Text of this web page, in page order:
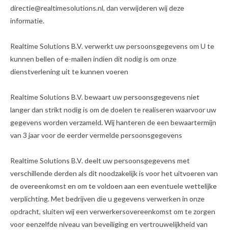
directie@realtimesolutions.nl, dan verwijderen wij deze
informatie.
Realtime Solutions B.V. verwerkt uw persoonsgegevens om U te
kunnen bellen of e-mailen indien dit nodig is om onze
dienstverlening uit te kunnen voeren
Realtime Solutions B.V. bewaart uw persoonsgegevens niet
langer dan strikt nodig is om de doelen te realiseren waarvoor uw
gegevens worden verzameld. Wij hanteren de een bewaartermijn
van 3 jaar voor de eerder vermelde persoonsgegevens
Realtime Solutions B.V. deelt uw persoonsgegevens met
verschillende derden als dit noodzakelijk is voor het uitvoeren van
de overeenkomst en om te voldoen aan een eventuele wettelijke
verplichting. Met bedrijven die u gegevens verwerken in onze
opdracht, sluiten wij een verwerkersovereenkomst om te zorgen
voor eenzelfde niveau van beveiliging en vertrouwelijkheid van